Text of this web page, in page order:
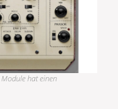
hat einen